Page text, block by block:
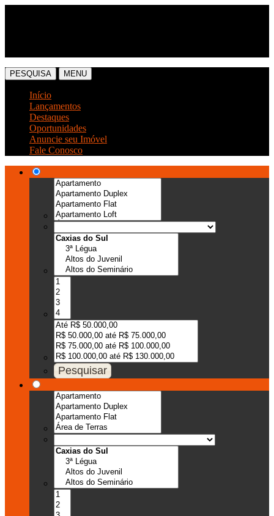
PESQUISA MENU
Início
Lançamentos
Destaques
Oportunidades
Anuncie seu Imóvel
Fale Conosco